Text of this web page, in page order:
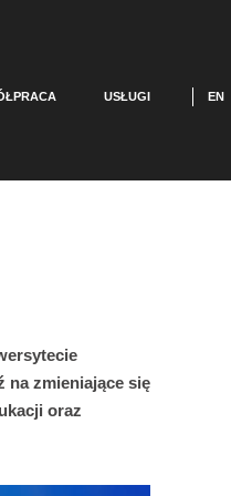
USŁUGI EN
zmieniające się
oraz